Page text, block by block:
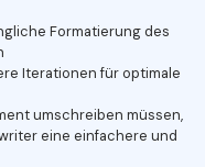
Formatierung des
Iterationen für optimale
umschreiben müssen,
eine einfachere und